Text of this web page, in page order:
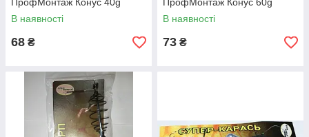
В наявності
68 ₴
В наявності
73 ₴